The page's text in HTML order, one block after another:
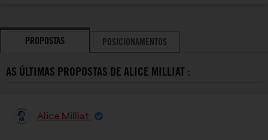
PROPOSTAS POSICIONAMENTOS
AS ÚLTIMAS PROPOSTAS DE ALICE MILLIAT :
PropostaAlice Milliat